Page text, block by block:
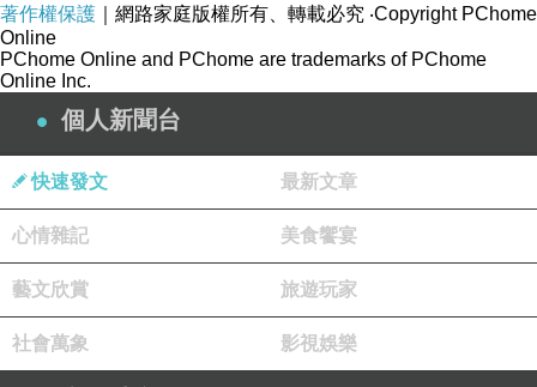
體設計流程及行政流程的完備，這個部份建立的
夠完善，其他的部份就跟著易於建構及累積，相
對在管理及時程的掌控上也容易的多，剩下的就
是人的問題了。
就目前而言，大多仍用人性化管理自欺欺人式的
說法來掩飾經營管理涉略不足的實際窘境。
慢慢的，設計工作的管理者，對於設計部份的投
注時間越來越少，轉化成純經營或純業務的工作
性質從此陪酒賣笑，有些人不甘受地域及市場的
限制於此，所以很多室內設計師或建築師也跟著
著作權保護 ｜網路家庭版權所有、轉載必究 ‧Copyright PChome
Online
PChome Online and PChome are trademarks of PChome
Online Inc.
個人新聞台
快速發文 最新文章
心情雜記 美食饗宴
藝文欣賞 旅遊玩家
社會萬象 影視娛樂